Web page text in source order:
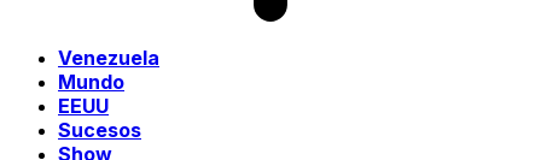
Venezuela
Mundo
EEUU
Sucesos
Show